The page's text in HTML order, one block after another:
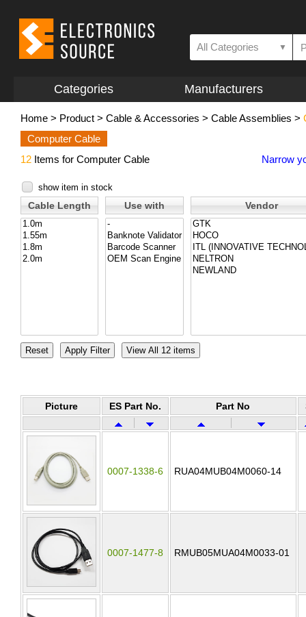
All Categories ▼
Categories Manufacturers
Home > Product > Cable & Accessories > Cable Assemblies >
Computer Cable
12 Items for Computer Cable Narrow
show item in stock
Cable Length Use with Vendor
Picture ES Part No. Part No
0007-1338-6 RUA04MUB04M0060-14
0007-1477-8 RMUB05MUA04M0033-01